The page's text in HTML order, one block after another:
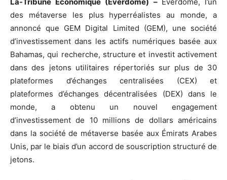
des métaverse les plus hyperréalistes au monde, a
annoncé que GEM Digital Limited (GEM), une société
d’investissement dans les actifs numériques basée aux
Bahamas, qui recherche, structure et investit activement
dans des jetons utilitaires répertoriés sur plus de 30
plateformes d’échanges centralisées (CEX) et
plateformes d’échanges décentralisées (DEX) dans le
monde, a obtenu un nouvel engagement
d’investissement de 10 millions de dollars américains
dans la société de métaverse basée aux Émirats Arabes
Unis, par le biais d’un accord de souscription structuré de
jetons.